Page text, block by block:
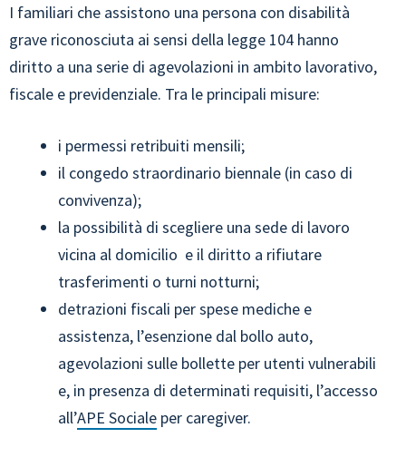
I familiari che assistono una persona con disabilità
grave riconosciuta ai sensi della legge 104 hanno
diritto a una serie di agevolazioni in ambito lavorativo,
fiscale e previdenziale. Tra le principali misure:
i permessi retribuiti mensili;
il congedo straordinario biennale (in caso di
convivenza);
la possibilità di scegliere una sede di lavoro
vicina al domicilio e il diritto a rifiutare
trasferimenti o turni notturni;
detrazioni fiscali per spese mediche e
assistenza, l’esenzione dal bollo auto,
agevolazioni sulle bollette per utenti vulnerabili
e, in presenza di determinati requisiti, l’accesso
all’APE Sociale per caregiver.